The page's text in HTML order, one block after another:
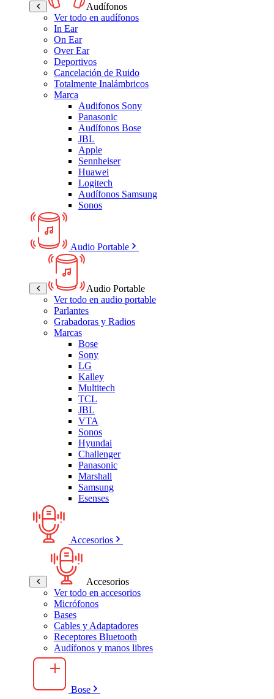
Audífonos
Ver todo en audífonos
In Ear
On Ear
Over Ear
Deportivos
Cancelación de Ruido
Totalmente Inalámbricos
Marca
Audifonos Sony
Panasonic
Audífonos Bose
JBL
Apple
Sennheiser
Huawei
Logitech
Audífonos Samsung
Sonos
Audio Portable
Audio Portable
Ver todo en audio portable
Parlantes
Grabadoras y Radios
Marcas
Bose
Sony
LG
Kalley
Multitech
TCL
JBL
VTA
Sonos
Hyundai
Challenger
Panasonic
Marshall
Samsung
Esenses
Accesorios
Accesorios
Ver todo en accesorios
Micrófonos
Bases
Cables y Adaptadores
Receptores Bluetooth
Audífonos y manos libres
Bose